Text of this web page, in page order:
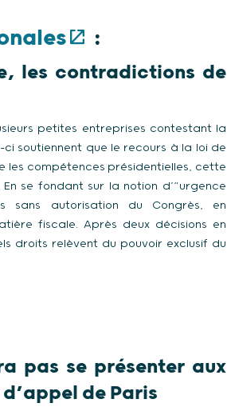
:
les contradictions de
petites entreprises contestant la
soutiennent que le recours à la loi de
les compétences présidentielles, cette
se fondant sur la notion d’“urgence
sans autorisation du Congrès, en
fiscale. Après deux décisions en
droits relèvent du pouvoir exclusif du
pas se présenter aux
de Paris